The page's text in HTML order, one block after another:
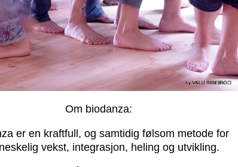
Om biodanza:
er en kraftfull, og samtidig følsom metode for
vekst, integrasjon, heling og utvikling.